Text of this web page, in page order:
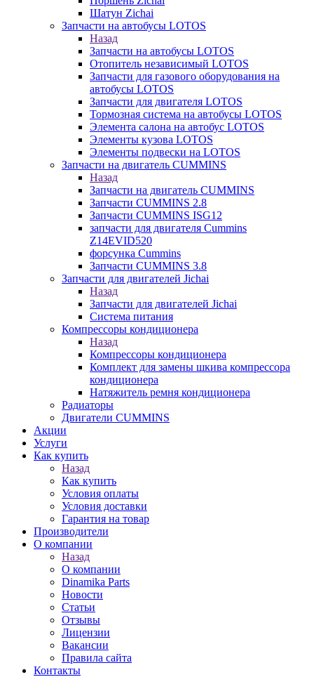
Шатун Zichai
Запчасти на автобусы LOTOS
Назад
Запчасти на автобусы LOTOS
Отопитель независимый LOTOS
Запчасти для газового оборудования на
автобусы LOTOS
Запчасти для двигателя LOTOS
Тормозная система на автобусы LOTOS
Элемента салона на автобус LOTOS
Элементы кузова LOTOS
Элементы подвески на LOTOS
Запчасти на двигатель CUMMINS
Назад
Запчасти на двигатель CUMMINS
Запчасти CUMMINS 2.8
Запчасти CUMMINS ISG12
запчасти для двигателя Cummins
Z14EVID520
форсунка Cummins
Запчасти CUMMINS 3.8
Запчасти для двигателей Jichai
Назад
Запчасти для двигателей Jichai
Система питания
Компрессоры кондиционера
Назад
Компрессоры кондиционера
Комплект для замены шкива компрессора
кондиционера
Натяжитель ремня кондиционера
Радиаторы
Двигатели CUMMINS
Акции
Услуги
Как купить
Назад
Как купить
Условия оплаты
Условия доставки
Гарантия на товар
Производители
О компании
Назад
О компании
Dinamika Parts
Новости
Статьи
Отзывы
Лицензии
Вакансии
Правила сайта
Контакты